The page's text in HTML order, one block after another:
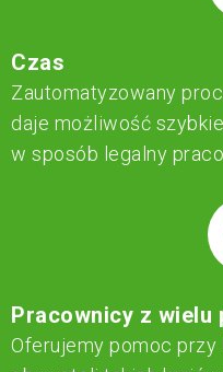
Czas
Zautomatyzowany
daje możliwość
w sposób legalny
Pracownicy z wielu
Oferujemy pomoc